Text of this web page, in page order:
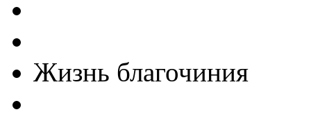
Жизнь благочиния